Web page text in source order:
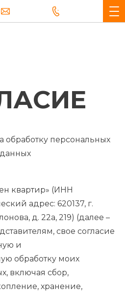
обработку персональных
данных
квартир» (ИНН
адрес: 620137, г.
д. 22а, 219) (далее –
свое согласие
и
обработку моих
включая сбор,
хранение,